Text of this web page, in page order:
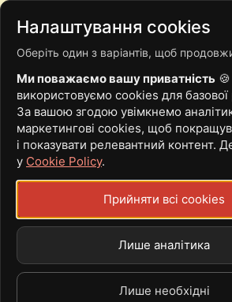
ПОЛИН
Налаштування cookies
Оберіть один з варіантів, щоб
Ми поважаємо вашу приватність
використовуємо cookies для базової
За вашою згодою увімкнемо
маркетингові cookies, щоб
і показувати релевантний контент.
у Cookie Policy.
Прийняти всі cookies
Лише аналітика
Лише необхідні